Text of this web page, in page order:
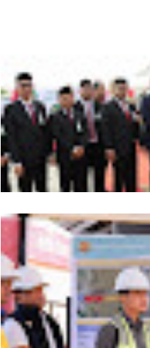
Kapolda Aceh Tutup
dan Pembaretan 65
Satbrimob Polda Aceh
HUT ke-53 Bank Aceh:
Memperkuat Amanah,
Keberkahan Bagi Aceh